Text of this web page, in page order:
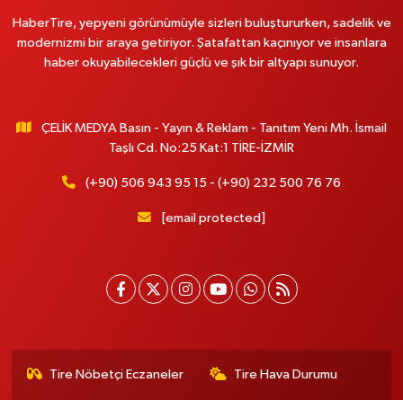
HaberTire, yepyeni görünümüyle sizleri buluştururken, sadelik ve
modernizmi bir araya getiriyor. Şatafattan kaçınıyor ve insanlara
haber okuyabilecekleri güçlü ve şık bir altyapı sunuyor.
ÇELİK MEDYA Basın - Yayın & Reklam - Tanıtım Yeni Mh. İsmail
Taşlı Cd. No:25 Kat:1 TİRE-İZMİR
(+90) 506 943 95 15 - (+90) 232 500 76 76
[email protected]
Tire Nöbetçi Eczaneler Tire Hava Durumu